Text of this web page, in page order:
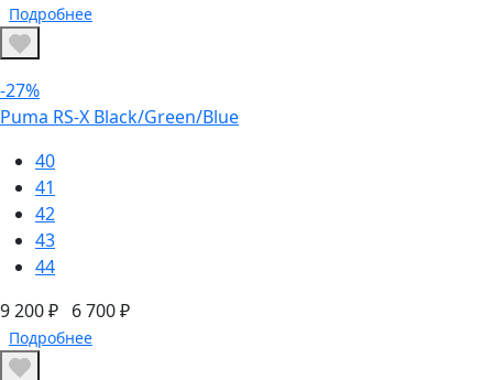
Подробнее
-27%
Puma RS-X Black/Green/Blue
40
41
42
43
44
9 200 ₽ 6 700 ₽
Подробнее